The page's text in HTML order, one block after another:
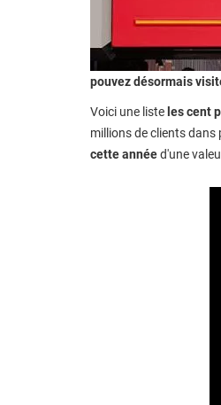
pouvez désormais
Voici une liste les cent
millions de clients dans
cette annéed'une